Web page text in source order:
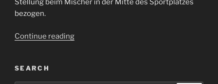
Stellung beim Mischer in der Mitte des Sportplatzes
bezogen.
Continue reading“Rock
SEARCH